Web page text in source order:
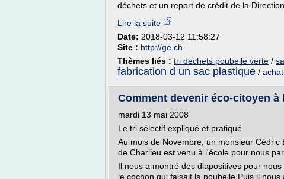
déchets et un report de crédit de la
Lire la suite
Date: 2018-03-12 11:58:27
Site : http://ge.ch
Thèmes liés : tri dechets poubelle verte /
fabrication d un sac plastique /
Comment devenir éco-citoyen
mardi 13 mai 2008
Le tri sélectif expliqué et pratiqué
Au mois de Novembre, un monsieur
de Charlieu est venu à l'école pour nous
Il nous a montré des diapositives pour
le cochon qui faisait la poubelle.Puis il nous